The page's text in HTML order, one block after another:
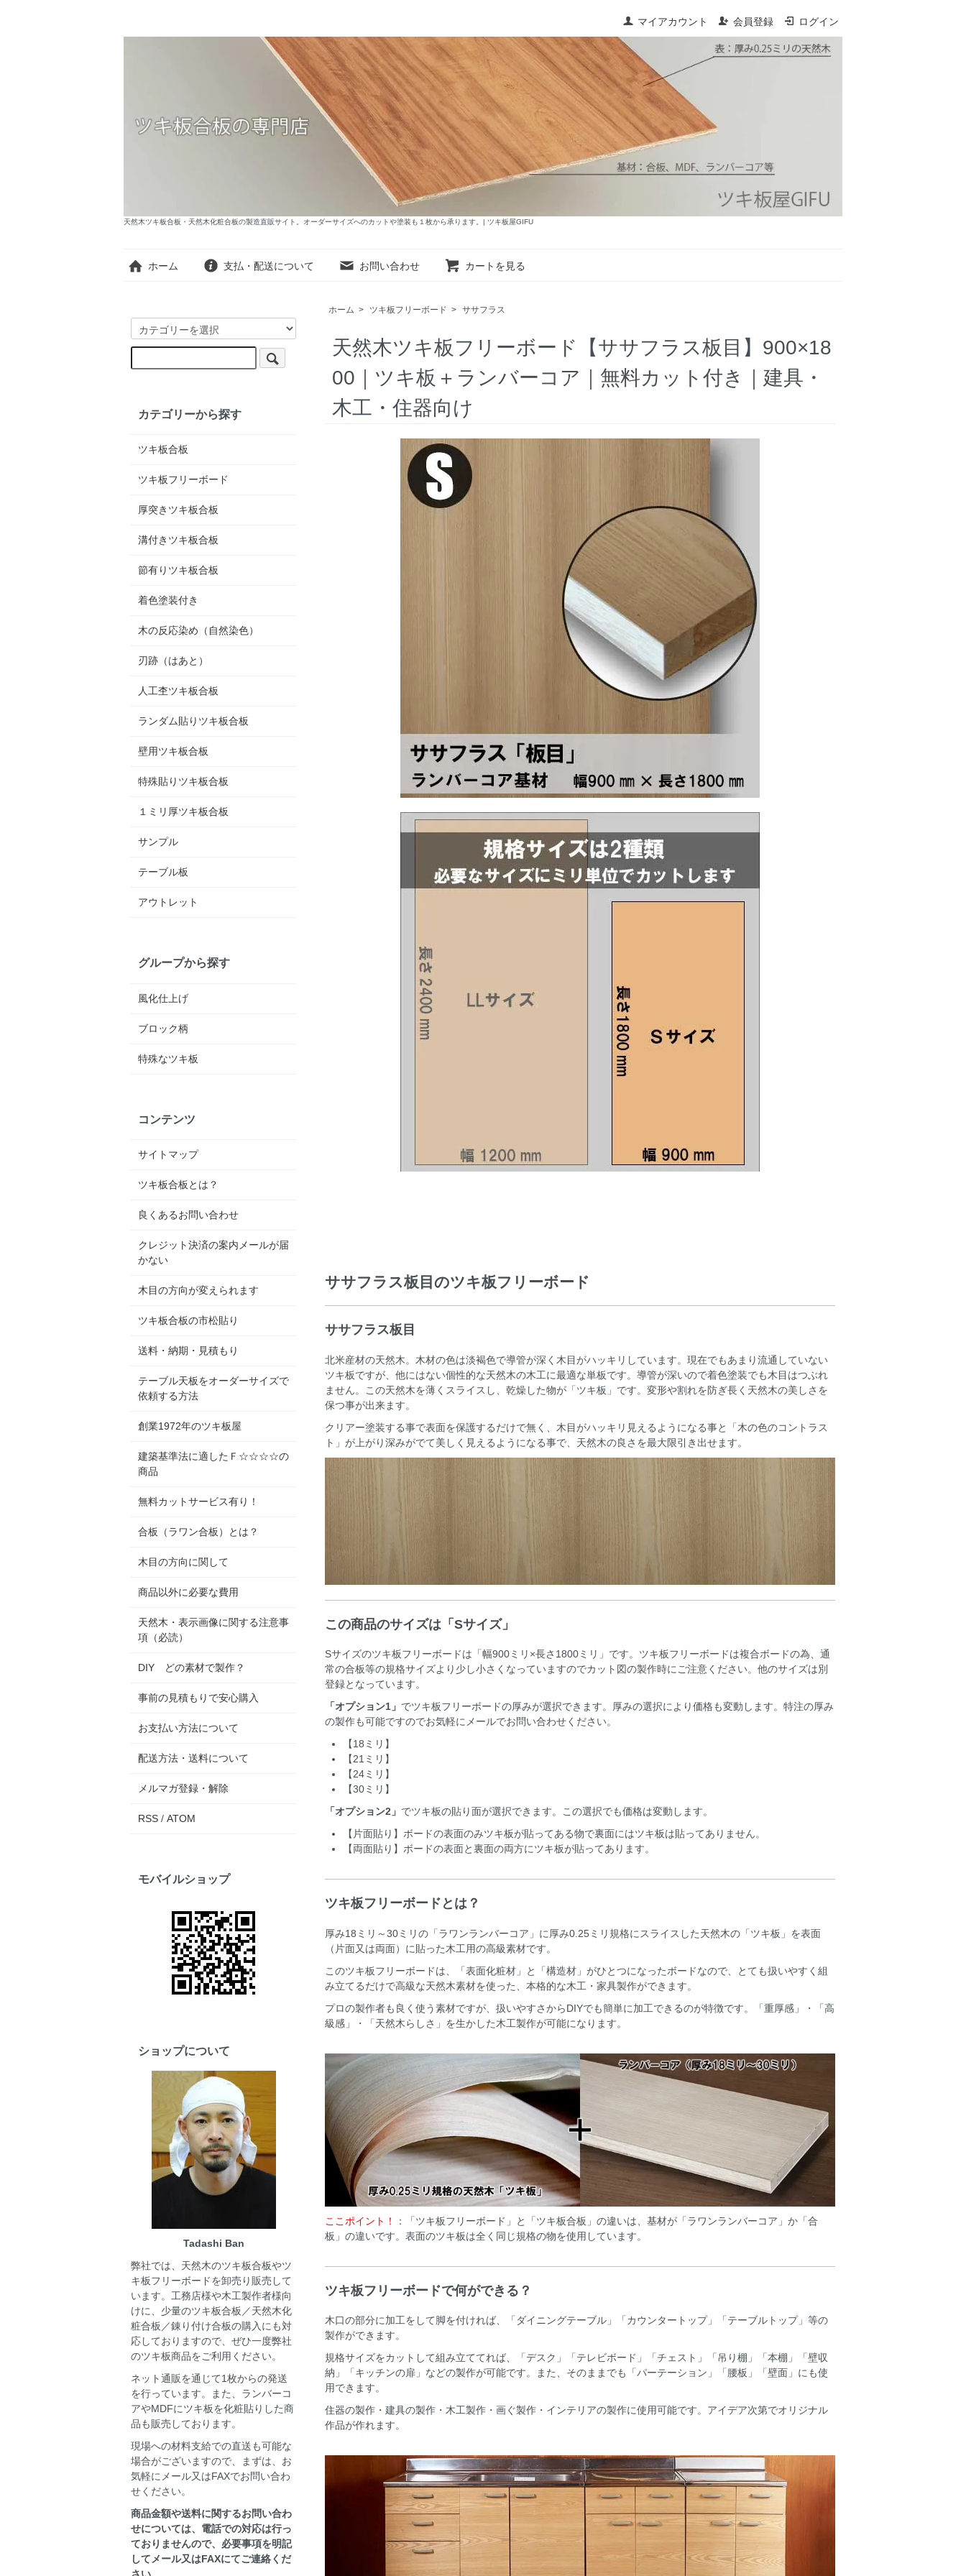
マイアカウント 会員登録 ログイン
天然木ツキ板合板・天然木化粧合板の製造直販サイト。オーダーサイズへのカットや塗装も１枚から承ります。| ツキ板屋GIFU
ホーム 支払・配送について お問い合わせ カートを見る
ホーム > ツキ板フリーボード > ササフラス
天然木ツキ板フリーボード【ササフラス板目】900×18
00｜ツキ板＋ランバーコア｜無料カット付き｜建具・
木工・住器向け
ササフラス板目のツキ板フリーボード
ササフラス板目
北米産材の天然木。木材の色は淡褐色で導管が深く木目がハッキリしています。現在でもあまり流通していない
ツキ板ですが、他にはない個性的な天然木の木工に最適な単板です。導管が深いので着色塗装でも木目はつぶれ
ません。この天然木を薄くスライスし、乾燥した物が「ツキ板」です。変形や割れを防ぎ長く天然木の美しさを
保つ事が出来ます。
クリアー塗装する事で表面を保護するだけで無く、木目がハッキリ見えるようになる事と「木の色のコントラス
ト」が上がり深みがでて美しく見えるようになる事で、天然木の良さを最大限引き出せます。
この商品のサイズは「Sサイズ」
Sサイズのツキ板フリーボードは「幅900ミリ×長さ1800ミリ」です。ツキ板フリーボードは複合ボードの為、通
常の合板等の規格サイズより少し小さくなっていますのでカット図の製作時にご注意ください。他のサイズは別
登録となっています。
「オプション1」 でツキ板フリーボードの厚みが選択できます。厚みの選択により価格も変動します。特注の厚み
の製作も可能ですのでお気軽にメールでお問い合わせください。
【18ミリ】
【21ミリ】
【24ミリ】
【30ミリ】
「オプション2」 でツキ板の貼り面が選択できます。この選択でも価格は変動します。
【片面貼り】ボードの表面のみツキ板が貼ってある物で裏面にはツキ板は貼ってありません。
【両面貼り】ボードの表面と裏面の両方にツキ板が貼ってあります。
ツキ板フリーボードとは？
厚み18ミリ～30ミリの「ラワンランバーコア」に厚み0.25ミリ規格にスライスした天然木の「ツキ板」を表面
（片面又は両面）に貼った木工用の高級素材です。
このツキ板フリーボードは、「表面化粧材」と「構造材」がひとつになったボードなので、とても扱いやすく組
み立てるだけで高級な天然木素材を使った、本格的な木工・家具製作ができます。
プロの製作者も良く使う素材ですが、扱いやすさからDIYでも簡単に加工できるのが特徴です。「重厚感」・「高
級感」・「天然木らしさ」を生かした木工製作が可能になります。
ここポイント！
：「ツキ板フリーボード」と「ツキ板合板」の違いは、基材が「ラワンランバーコア」か「合
板」の違いです。表面のツキ板は全く同じ規格の物を使用しています。
ツキ板フリーボードで何ができる？
木口の部分に加工をして脚を付ければ、「ダイニングテーブル」「カウンタートップ」「テーブルトップ」等の
製作ができます。
規格サイズをカットして組み立ててれば、「デスク」「テレビボード」「チェスト」「吊り棚」「本棚」「壁収
納」「キッチンの扉」などの製作が可能です。また、そのままでも「パーテーション」「腰板」「壁面」にも使
用できます。
住器の製作・建具の製作・木工製作・画ぐ製作・インテリアの製作に使用可能です。アイデア次第でオリジナル
作品が作れます。
カテゴリーから探す
ツキ板合板
ツキ板フリーボード
厚突きツキ板合板
溝付きツキ板合板
節有りツキ板合板
着色塗装付き
木の反応染め（自然染色）
刃跡（はあと）
人工杢ツキ板合板
ランダム貼りツキ板合板
壁用ツキ板合板
特殊貼りツキ板合板
１ミリ厚ツキ板合板
サンプル
テーブル板
アウトレット
グループから探す
風化仕上げ
ブロック柄
特殊なツキ板
コンテンツ
サイトマップ
ツキ板合板とは？
良くあるお問い合わせ
クレジット決済の案内メールが届
かない
木目の方向が変えられます
ツキ板合板の市松貼り
送料・納期・見積もり
テーブル天板をオーダーサイズで
依頼する方法
創業1972年のツキ板屋
建築基準法に適したＦ☆☆☆☆の
商品
無料カットサービス有り！
合板（ラワン合板）とは？
木目の方向に関して
商品以外に必要な費用
天然木・表示画像に関する注意事
項（必読）
DIY どの素材で製作？
事前の見積もりで安心購入
お支払い方法について
配送方法・送料について
メルマガ登録・解除
RSS / ATOM
モバイルショップ
ショップについて
Tadashi Ban
弊社では、天然木のツキ板合板やツ
キ板フリーボードを卸売り販売して
います。工務店様や木工製作者様向
けに、少量のツキ板合板／天然木化
粧合板／錬り付け合板の購入にも対
応しておりますので、ぜひ一度弊社
のツキ板商品をご利用ください。
ネット通販を通じて1枚からの発送
を行っています。また、ランバーコ
アやMDFにツキ板を化粧貼りした商
品も販売しております。
現場への材料支給での直送も可能な
場合がございますので、まずは、お
気軽にメール又はFAXでお問い合わ
せください。
商品金額や送料に関するお問い合わ
せについては、電話での対応は行っ
ておりませんので、必要事項を明記
してメール又はFAXにてご連絡くだ